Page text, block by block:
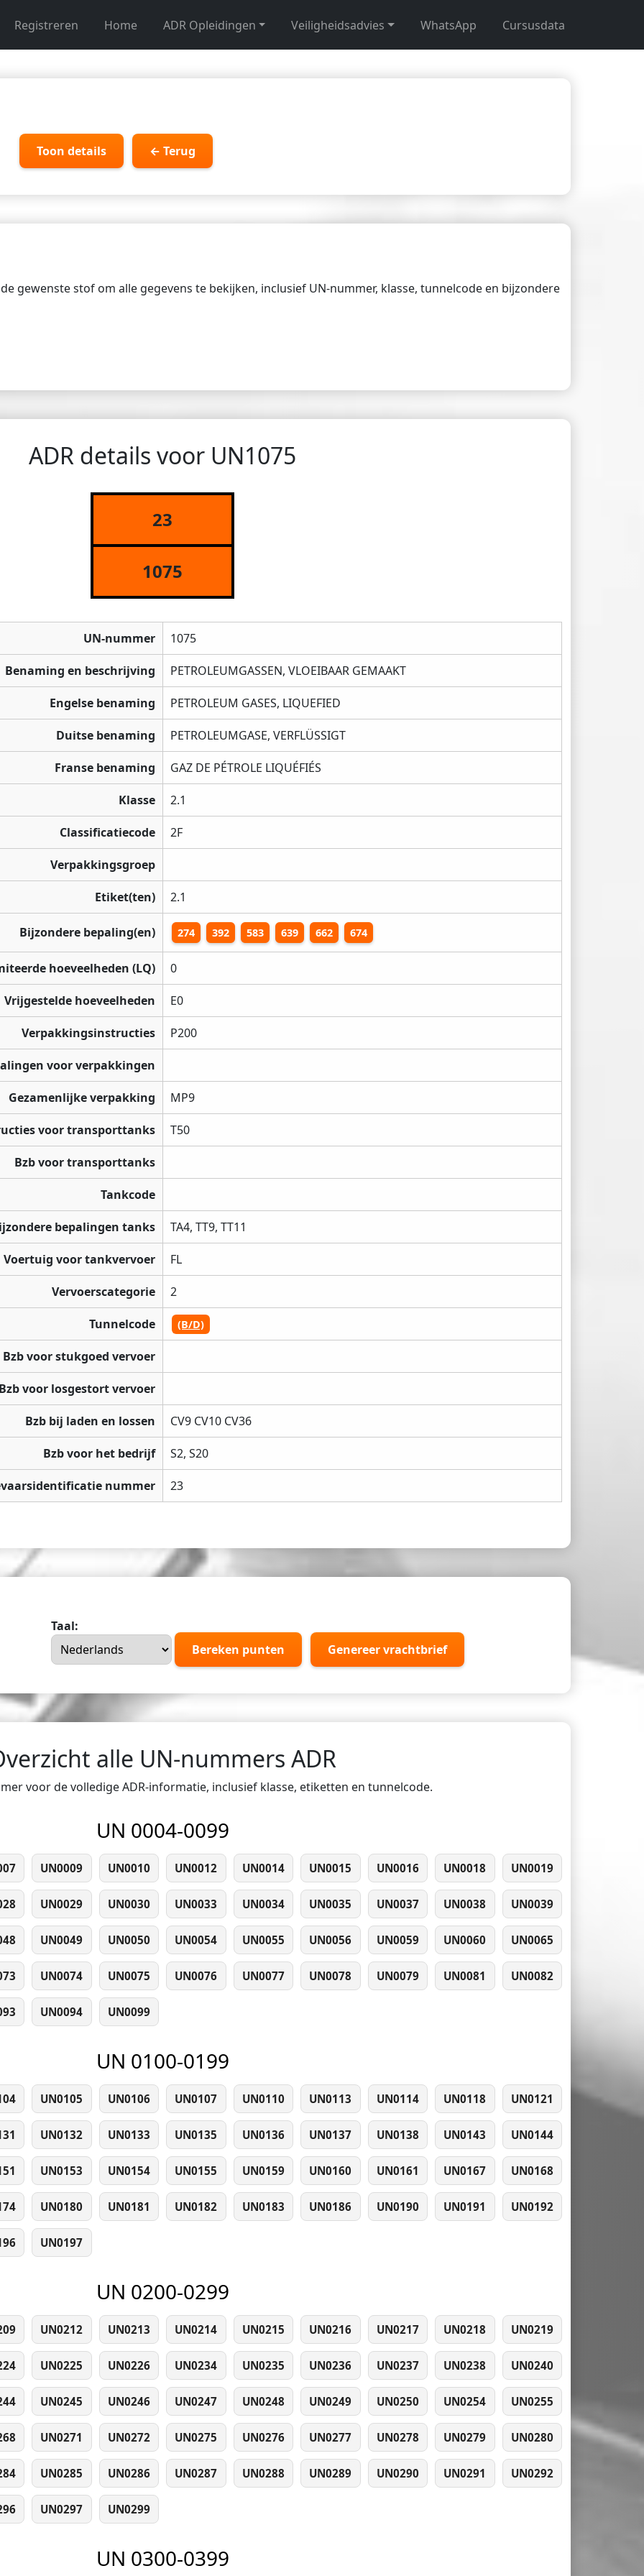
Registreren Home ADR Opleidingen Veiligheidsadvies WhatsApp Cursusdata
Toon details ← Terug
gewenste stof om alle gegevens te bekijken, inclusief UN-nummer, klasse, tunnelcode en bijzondere
ADR details voor UN1075
23
1075
UN-nummer 1075
Benaming en beschrijving PETROLEUMGASSEN, VLOEIBAAR GEMAAKT
Engelse benaming PETROLEUM GASES, LIQUEFIED
Duitse benaming PETROLEUMGASE, VERFLÜSSIGT
Franse benaming GAZ DE PÉTROLE LIQUÉFIÉS
Klasse 2.1
Classificatiecode 2F
Verpakkingsgroep
Etiket(ten) 2.1
Bijzondere bepaling(en) 274 392 583 639 662 674
hoeveelheden (LQ) 0
Vrijgestelde hoeveelheden E0
Verpakkingsinstructies P200
voor verpakkingen
Gezamenlijke verpakking MP9
voor transporttanks T50
Bzb voor transporttanks
Tankcode
bepalingen tanks TA4, TT9, TT11
Voertuig voor tankvervoer FL
Vervoerscategorie 2
Tunnelcode (B/D)
Bzb voor stukgoed vervoer
voor losgestort vervoer
Bzb bij laden en lossen CV9 CV10 CV36
Bzb voor het bedrijf S2, S20
nummer 23
Taal:
Bereken punten
Genereer vrachtbrief
alle UN-nummers ADR
voor de volledige ADR-informatie, inclusief klasse, etiketten en tunnelcode.
UN 0004-0099
UN0009 UN0010 UN0012 UN0014 UN0015 UN0016 UN0018 UN0019
UN0029 UN0030 UN0033 UN0034 UN0035 UN0037 UN0038 UN0039
UN0049 UN0050 UN0054 UN0055 UN0056 UN0059 UN0060 UN0065
UN0074 UN0075 UN0076 UN0077 UN0078 UN0079 UN0081 UN0082
UN0094 UN0099
UN 0100-0199
UN0105 UN0106 UN0107 UN0110 UN0113 UN0114 UN0118 UN0121
UN0132 UN0133 UN0135 UN0136 UN0137 UN0138 UN0143 UN0144
UN0153 UN0154 UN0155 UN0159 UN0160 UN0161 UN0167 UN0168
UN0180 UN0181 UN0182 UN0183 UN0186 UN0190 UN0191 UN0192
UN0197
UN 0200-0299
UN0212 UN0213 UN0214 UN0215 UN0216 UN0217 UN0218 UN0219
UN0225 UN0226 UN0234 UN0235 UN0236 UN0237 UN0238 UN0240
UN0245 UN0246 UN0247 UN0248 UN0249 UN0250 UN0254 UN0255
UN0271 UN0272 UN0275 UN0276 UN0277 UN0278 UN0279 UN0280
UN0285 UN0286 UN0287 UN0288 UN0289 UN0290 UN0291 UN0292
UN0297 UN0299
UN 0300-0399